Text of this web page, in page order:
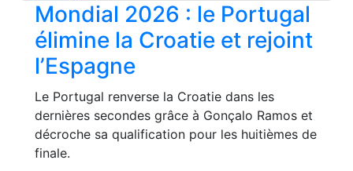
Mondial 2026 : le Portugal
élimine la Croatie et rejoint
l’Espagne
Le Portugal renverse la Croatie dans les
dernières secondes grâce à Gonçalo Ramos et
décroche sa qualification pour les huitièmes de
finale.